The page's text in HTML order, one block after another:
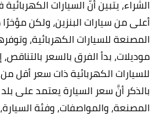
الشراء، يتبين أنَّ السيارات
أعلى من سيارات البنزين، ولكن مؤخرًا
المصنعة للسيارات الكهربائية،
موديلات، بدأ الفرق بالسعر
للسيارات الكهربائية ذات سعر أقل من
بالذكر أنَّ سعر السيارة يعتمد على
المصنعة، والمواصفات، وفئة